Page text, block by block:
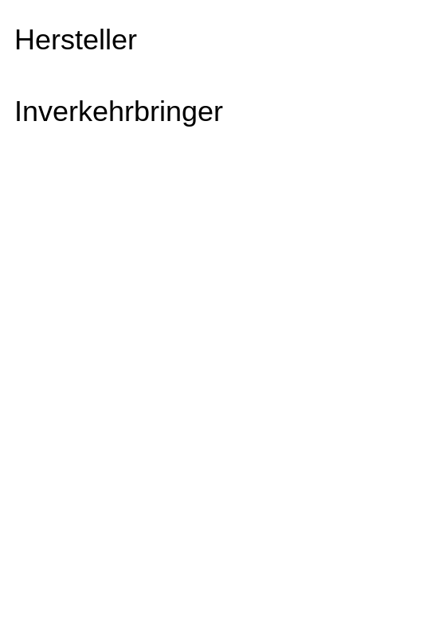
Hersteller
Inverkehrbringer